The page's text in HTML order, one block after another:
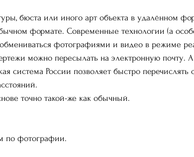
бюста или иного арт объекта в удалённом
формате. Современные технологии (а
фотографиями и видео в режиме
можно пересылать на электронную почту. А
система России позволяет быстро перечислять
точно такой-же как обычный.
по фотографии.